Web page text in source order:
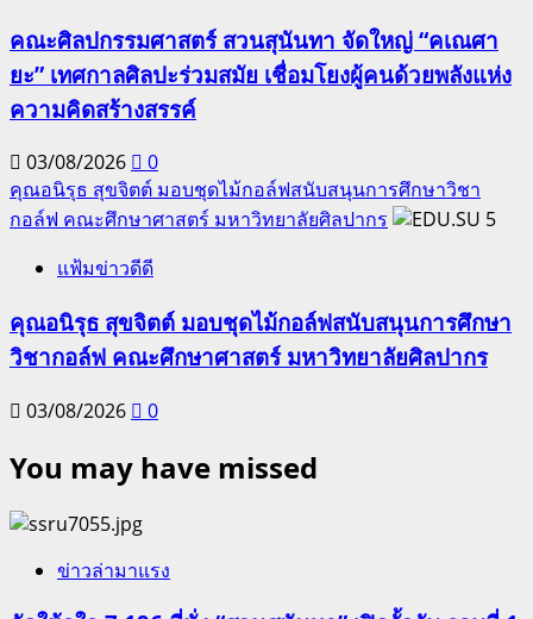
คณะศิลปกรรมศาสตร์ สวนสุนันทา จัดใหญ่ “คเณศา
ยะ” เทศกาลศิลปะร่วมสมัย เชื่อมโยงผู้คนด้วยพลังแห่ง
ความคิดสร้างสรรค์
03/08/2026
0
คุณอนิรุธ สุขจิตต์ มอบชุดไม้กอล์ฟสนับสนุนการศึกษาวิชา
กอล์ฟ คณะศึกษาศาสตร์ มหาวิทยาลัยศิลปากร
5
แฟ้มข่าวดีดี
คุณอนิรุธ สุขจิตต์ มอบชุดไม้กอล์ฟสนับสนุนการศึกษา
วิชากอล์ฟ คณะศึกษาศาสตร์ มหาวิทยาลัยศิลปากร
03/08/2026 0
You may have missed
ข่าวล่ามาแรง